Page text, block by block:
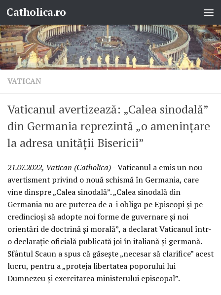
Skip to content
Catholica.ro
VATICAN
Vaticanul avertizează: „Calea sinodală”
din Germania reprezintă „o amenințare
la adresa unității Bisericii”
21.07.2022, Vatican (Catholica)- Vaticanul a emis un nou
avertisment privind o nouă schismă în Germania, care
vine dinspre „Calea sinodală”. „Calea sinodală din
Germania nu are puterea de a-i obliga pe Episcopi și pe
credincioși să adopte noi forme de guvernare și noi
orientări de doctrină și morală”, a declarat Vaticanul într-
o declarație oficială publicată joi în italiană și germană.
Sfântul Scaun a spus că găsește „necesar să clarifice” acest
lucru, pentru a „proteja libertatea poporului lui
Dumnezeu și exercitarea ministerului episcopal”.